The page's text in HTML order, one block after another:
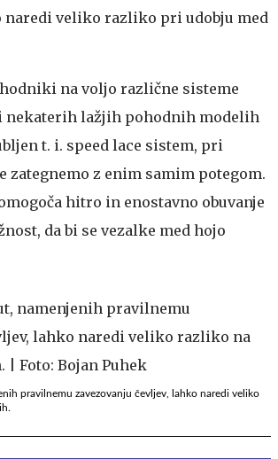
naredi veliko razliko pri udobju med
na voljo različne sisteme
nekaterih lažjih pohodnih modelih
t. i. speed lace sistem, pri
zategnemo z enim samim potegom.
hitro in enostavno obuvanje
da bi se vezalke med hojo
pravilnemu zavezovanju čevljev, lahko naredi veliko